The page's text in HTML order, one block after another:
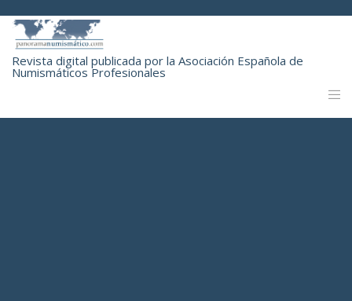
Revista digital publicada por la Asociación Española de
Numismáticos Profesionales